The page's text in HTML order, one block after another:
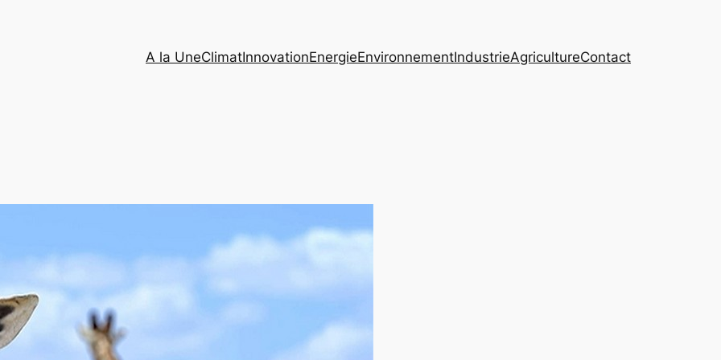
A la UneClimatInnovationEnergieEnvironnementIndustrieAgricultureContact